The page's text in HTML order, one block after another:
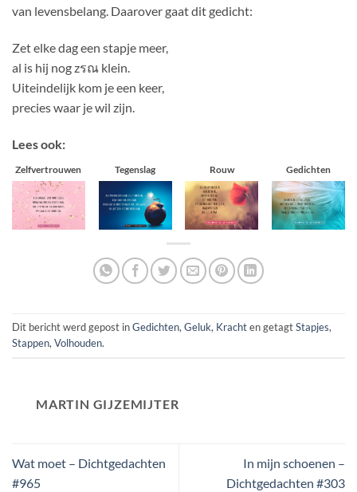
van levensbelang. Daarover gaat dit gedicht:
Zet elke dag een stapje meer,
al is hij nog zรณ klein.
Uiteindelijk kom je een keer,
precies waar je wil zijn.
Lees ook:
Zelfvertrouwen Tegenslag Rouw Gedichten
Dit bericht werd gepost inGedichten,Geluk, Krachten getagtStapjes,
Stappen,Volhouden.
MARTIN GIJZEMIJTER
Wat moet – Dichtgedachten
#965
In mijn schoenen –
Dichtgedachten #303